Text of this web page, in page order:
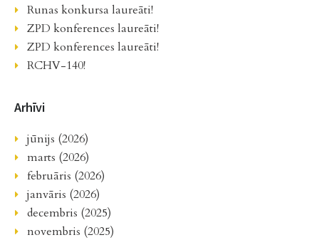
Runas konkursa laureāti!
ZPD konferences laureāti!
ZPD konferences laureāti!
RCHV-140!
Arhīvi
jūnijs (2026)
marts (2026)
februāris (2026)
janvāris (2026)
decembris (2025)
novembris (2025)